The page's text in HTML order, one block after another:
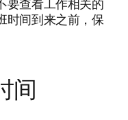
要查看工作相关的
时间到来之前，保
间